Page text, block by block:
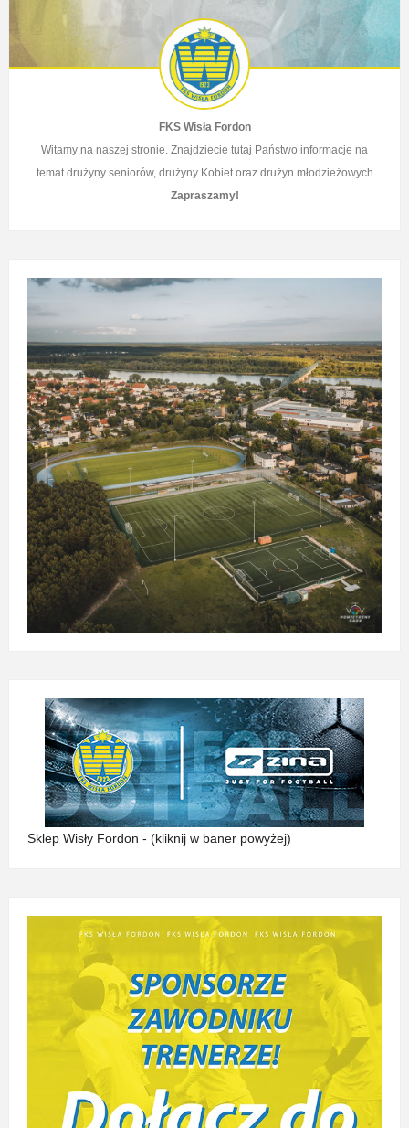
FKS Wisła Fordon
Witamy na naszej stronie. Znajdziecie tutaj Państwo informacje na
temat drużyny seniorów, drużyny Kobietoraz drużyn młodzieżowych
Zapraszamy!
Sklep Wisły Fordon - (kliknij w baner powyżej)